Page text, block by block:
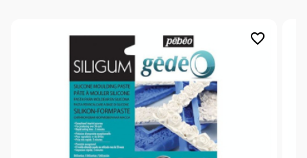
favorite_border